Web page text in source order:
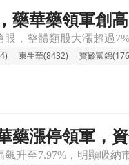
藥華藥領軍創
東生華(8432) 寶齡富錦
藥漲停領軍，